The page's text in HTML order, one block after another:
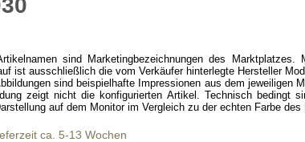
sind Marketingbezeichnungen des Marktplatzes.
ist ausschließlich die vom Verkäufer hinterlegte Hersteller
sind beispielhafte Impressionen aus dem jeweiligen
zeigt nicht die konfigurierten Artikel. Technisch bedingt
auf dem Monitor im Vergleich zu der echten Farbe
ca. 5-13 Wochen